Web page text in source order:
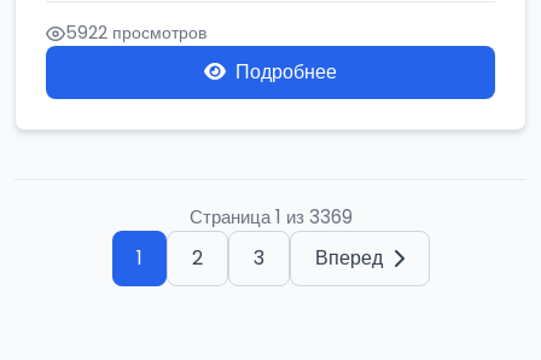
5922 просмотров
Подробнее
Страница 1 из 3369
1 2 3 Вперед